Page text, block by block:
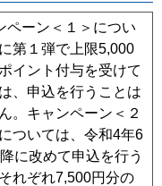
ーン＜１＞につい
第１弾で上限5,000
イント付与を受けて
、申込を行うことは
。キャンペーン＜２
ついては、令和4年6
に改めて申込を行う
れぞれ7,500円分の